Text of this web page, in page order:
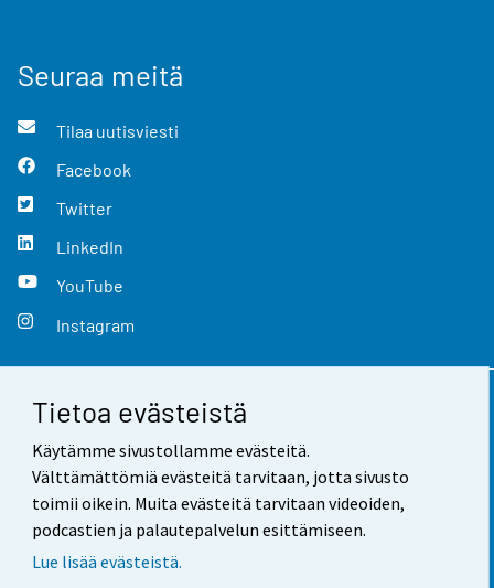
Tietoa evästeistä
Käytämme sivustollamme evästeitä.
Välttämättömiä evästeitä tarvitaan, jotta sivusto
toimii oikein. Muita evästeitä tarvitaan videoiden,
podcastien ja palautepalvelun esittämiseen.
Lue lisää evästeistä.
Seuraa meitä
Tilaa uutisviesti
Facebook
Twitter
LinkedIn
YouTube
Instagram
Yhteystiedot
Palaute
Käyttöehdot